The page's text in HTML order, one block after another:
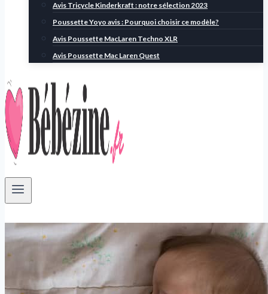
Avis Tricycle Kinderkraft : notre sélection 2023
Poussette Yoyo avis : Pourquoi choisir ce modèle?
Avis Poussette MacLaren Techno XLR
Avis Poussette Mac Laren Quest